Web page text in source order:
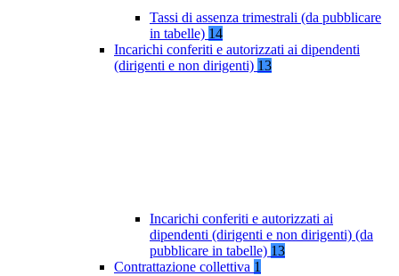
Tassi di assenza trimestrali (da pubblicare
in tabelle) 14
Incarichi conferiti e autorizzati ai dipendenti
(dirigenti e non dirigenti) 13
Incarichi conferiti e autorizzati ai
dipendenti (dirigenti e non dirigenti) (da
pubblicare in tabelle) 13
Contrattazione collettiva 1